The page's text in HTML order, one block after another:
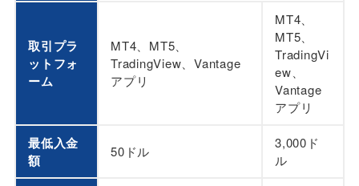
取引プラ
ットフォ
ーム
MT4、MT5、
TradingView、Vantage
アプリ
MT4、
MT5、
TradingVi
ew、
Vantage
アプリ
最低入金
額
50ドル
3,000ド
ル